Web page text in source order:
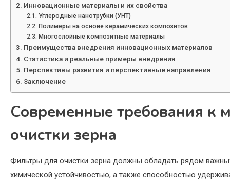
Инновационные материалы и их свойства
Углеродные нанотрубки (УНТ)
Полимеры на основе керамических композитов
Многослойные композитные материалы
Преимущества внедрения инновационных материалов
Статистика и реальные примеры внедрения
Перспективы развития и перспективные направления
Заключение
Современные требования к
очистки зерна
Фильтры для очистки зерна должны обладать рядом
химической устойчивостью, а также способностью